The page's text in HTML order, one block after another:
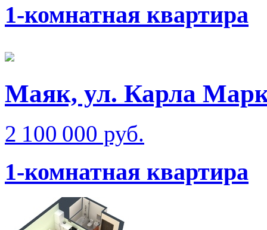
1-комнатная квартира
Маяк, ул. Карла
2 100 000 руб.
1-комнатная квартира